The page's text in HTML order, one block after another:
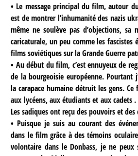
• Le message principal du film, autour
est de montrer l’inhumanité des nazis
même ne soulève pas d’objections,
caricaturale, un peu comme les fascistes
films soviétiques sur la Grande Guerre
• Au début du film, c’est ennuyeux de
de la bourgeoisie européenne. Pourtant
la carapace humaine détruit les gens.
aux lycéens, aux étudiants et aux cadets
Les sadiques ont reçu des pouvoirs et
• Puisque je suis au courant des
dans le film grâce à des témoins
volontaire dans le Donbass, je ne peux